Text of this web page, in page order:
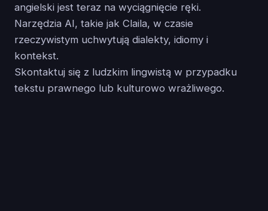
angielski jest teraz na wyciągnięcie ręki.
Narzędzia AI, takie jak Claila, w czasie
rzeczywistym uchwytują dialekty, idiomy i
kontekst.
Skontaktuj się z ludzkim lingwistą w przypadku
tekstu prawnego lub kulturowo wrażliwego.